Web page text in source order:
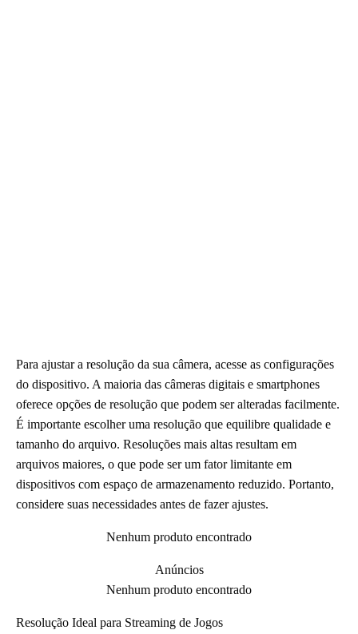
Para ajustar a resolução da sua câmera, acesse as configurações
do dispositivo. A maioria das câmeras digitais e smartphones
oferece opções de resolução que podem ser alteradas facilmente.
É importante escolher uma resolução que equilibre qualidade e
tamanho do arquivo. Resoluções mais altas resultam em
arquivos maiores, o que pode ser um fator limitante em
dispositivos com espaço de armazenamento reduzido. Portanto,
considere suas necessidades antes de fazer ajustes.
Nenhum produto encontrado
Anúncios
Nenhum produto encontrado
Resolução Ideal para Streaming de Jogos